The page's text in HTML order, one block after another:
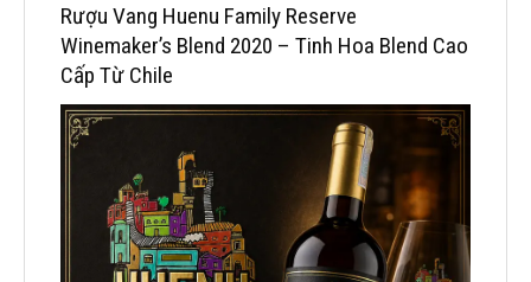
Rượu Vang Huenu Family Reserve
Winemaker’s Blend 2020 – Tinh Hoa Blend Cao
Cấp Từ Chile